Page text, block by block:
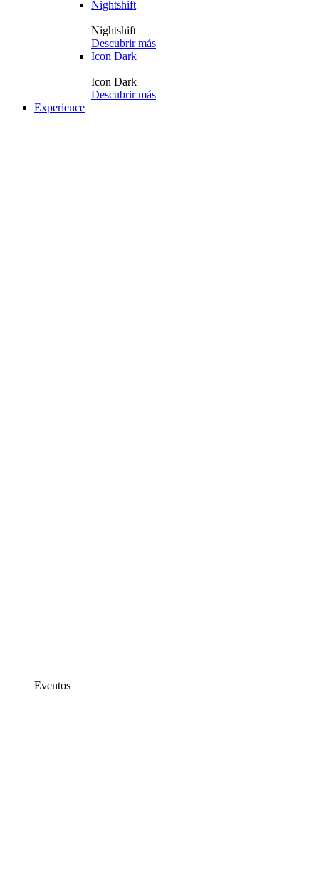
Nightshift
Nightshift
Descubrir más
Icon Dark
Icon Dark
Descubrir más
Experience
Eventos